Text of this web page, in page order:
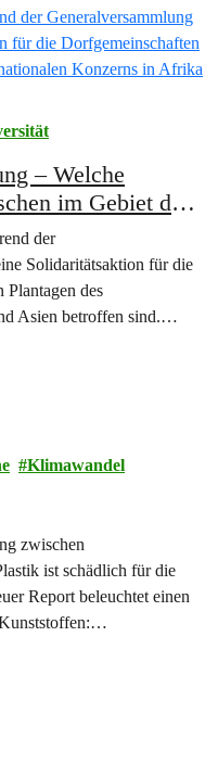
– Welche
im Gebiet der
der
Solidaritätsaktion für die
Plantagen des
Asien betroffen sind.…
Klimawandel
zwischen
ist schädlich für die
Report beleuchtet einen
Kunststoffen:…